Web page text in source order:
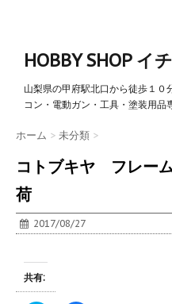
HOBBY SHOP イ
山梨県の甲府駅北口から徒歩１０
コン・電動ガン・工具・塗装用品
ホーム > 未分類 >
コトブキヤ フレー
荷
2017/08/27
共有: